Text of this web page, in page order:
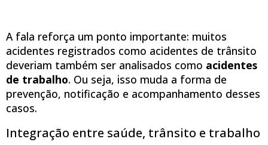
A fala reforça um ponto importante: muitos
acidentes registrados como acidentes de trânsito
deveriam também ser analisados como acidentes
de trabalho. Ou seja, isso muda a forma de
prevenção, notificação e acompanhamento desses
casos.
Integração entre saúde, trânsito e trabalho